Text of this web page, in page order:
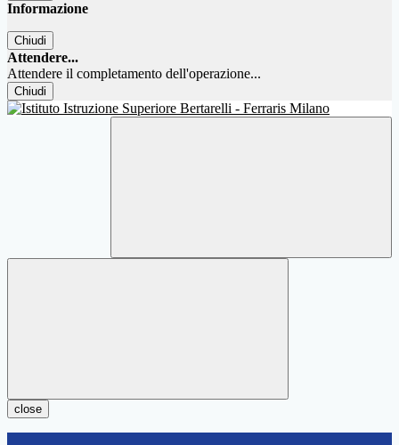
Informazione
Chiudi
Attendere...
Attendere il completamento dell'operazione...
Chiudi
close